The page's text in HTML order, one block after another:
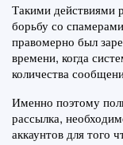
Такими действиями
борьбу со
правомерно был
времени, когда
количества
Именно поэтому
рассылка,
аккаунтов для того